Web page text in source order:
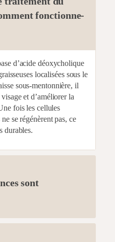
fonctionne-
d’acide déoxycholique
localisées sous le
sous-mentonnière, il
et d’améliorer la
fois les cellules
se régénèrent pas, ce
durables.
sont